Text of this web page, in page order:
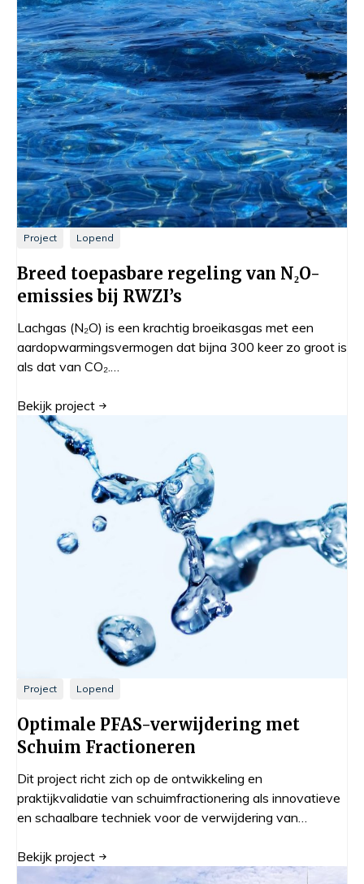
Project Lopend
Breed toepasbare regeling van N₂O-
emissies bij RWZI’s
Lachgas (N₂O) is een krachtig broeikasgas met een
aardopwarmingsvermogen dat bijna 300 keer zo groot is
als dat van CO₂.…
Bekijk project
Project Lopend
Optimale PFAS-verwijdering met
Schuim Fractioneren
Dit project richt zich op de ontwikkeling en
praktijkvalidatie van schuimfractionering als innovatieve
en schaalbare techniek voor de verwijdering van…
Bekijk project